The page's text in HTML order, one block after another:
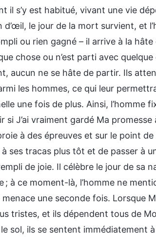
il s’y est habitué, vivant une vie
le jour de la mort survient, et
ou rien gagné – il arrive à la
chose ou n’est parti avec
aucun ne se hâte de partir. Ils
les hommes, ce qui leur
une fois de plus. Ainsi, l’homme
J’ai vraiment gardé Ma promesse
à des épreuves et sur le point
ses tracas plus tôt et de passer à
de joie. Il célèbre le jour de sa
à ce moment-là, l’homme ne
une seconde fois. Lorsque
tristes, et ils dépendent tous de
sol, ils se sentent immédiatement